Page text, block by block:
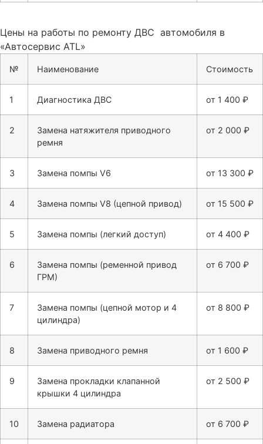
Цены на работы по ремонту ДВС автомобиля в
«Автосервис ATL»
№ Наименование Стоимость
1 Диагностика ДВС от 1 400 ₽
2
Замена натяжителя приводного
ремня
от 2 000 ₽
3 Замена помпы V6 от 13 300 ₽
4 Замена помпы V8 (цепной привод) от 15 500 ₽
5 Замена помпы (легкий доступ) от 4 400 ₽
6
Замена помпы (ременной привод
ГРМ)
от 6 700 ₽
7
Замена помпы (цепной мотор и 4
цилиндра)
от 8 800 ₽
8 Замена приводного ремня от 1 600 ₽
9
Замена прокладки клапанной
крышки 4 цилиндра
от 2 500 ₽
10 Замена радиатора от 6 700 ₽